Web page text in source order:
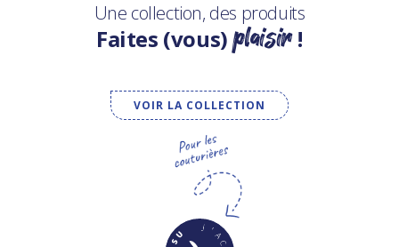
Une collection, des produits
Faites (vous)plaisir!
VOIR LA COLLECTION